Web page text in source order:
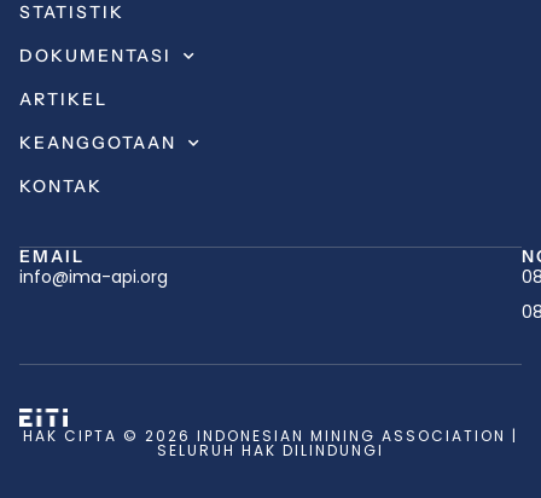
STATISTIK
DOKUMENTASI
ARTIKEL
KEANGGOTAAN
KONTAK
EMAIL
info@ima-api.org
HAK CIPTA © 2026 INDONESIAN MINING ASSOCIATION |
SELURUH HAK DILINDUNGI